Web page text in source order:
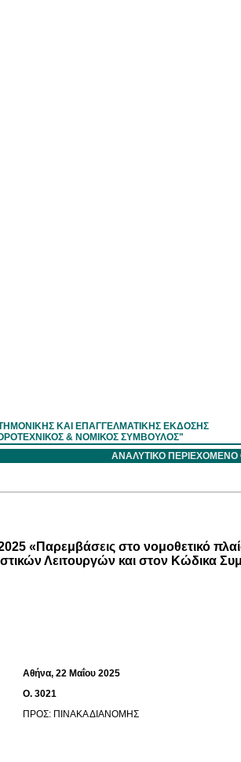
ΚΑΙ ΕΠΑΓΓΕΛΜΑΤΙΚΗΣ ΕΚΔΟΣΗΣ
& ΝΟΜΙΚΟΣ ΣΥΜΒΟΥΛΟΣ"
ΑΝΑΛΥΤΙΚΟ
«Παρεμβάσεις στο νομοθετικό
Λειτουργών και στον Κώδικα
Αθήνα, 22 Μαΐου 2025
Ο. 3021
ΠΡΟΣ: ΠΙΝΑΚΑ ΔΙΑΝΟΜΗΣ